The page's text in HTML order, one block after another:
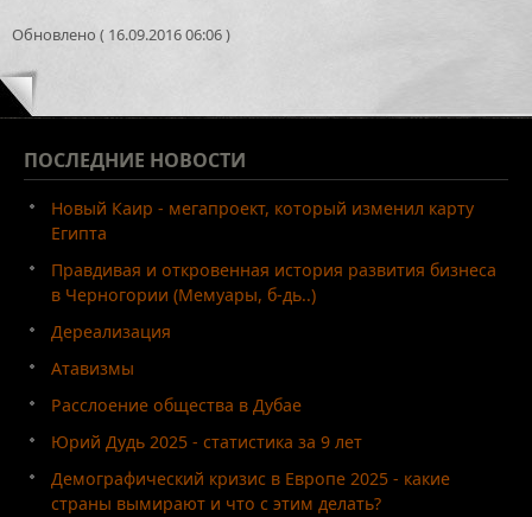
Обновлено ( 16.09.2016 06:06 )
ПОСЛЕДНИЕ НОВОСТИ
Новый Каир - мегапроект, который изменил карту
Египта
Правдивая и откровенная история развития бизнеса
в Черногории (Мемуары, б-дь..)
Дереализация
Атавизмы
Расслоение общества в Дубае
Юрий Дудь 2025 - статистика за 9 лет
Демографический кризис в Европе 2025 - какие
страны вымирают и что с этим делать?